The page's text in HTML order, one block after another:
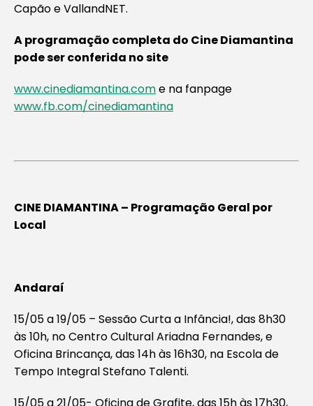
Capão e VallandNET.
A programação completa do Cine Diamantina
pode ser conferida no site
www.cinediamantina.come na fanpage
www.fb.com/cinediamantina
CINE DIAMANTINA – Programação Geral por
Local
Andaraí
15/05 a 19/05 – Sessão Curta a Infância!, das 8h30
às 10h, no Centro Cultural Ariadna Fernandes, e
Oficina Brincança, das 14h às 16h30, na Escola de
Tempo Integral Stefano Talenti.